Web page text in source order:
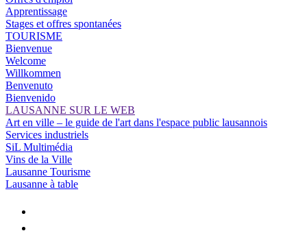
Apprentissage
Stages et offres spontanées
TOURISME
Bienvenue
Welcome
Willkommen
Benvenuto
Bienvenido
LAUSANNE SUR LE WEB
Art en ville – le guide de l'art dans l'espace public lausannois
Services industriels
SiL Multimédia
Vins de la Ville
Lausanne Tourisme
Lausanne à table